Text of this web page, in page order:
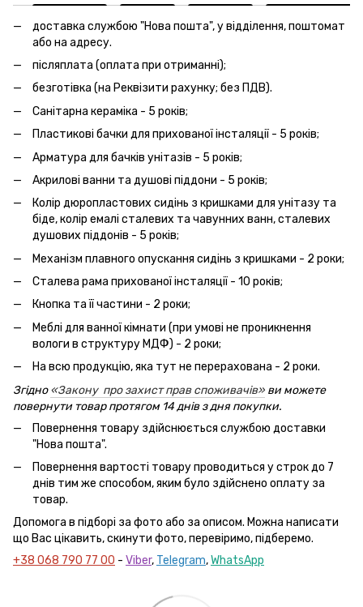
доставка службою "Нова пошта", у відділення, поштомат
або на адресу.
післяплата (оплата при отриманні);
безготівка (на Реквізити рахунку; без ПДВ).
Санітарна кераміка - 5 років;
Пластикові бачки для прихованої інсталяції - 5 років;
Арматура для бачків унітазів - 5 років;
Акрилові ванни та душові піддони - 5 років;
Колір дюропластових сидінь з кришками для унітазу та
біде, колір емалі сталевих та чавунних ванн, сталевих
душових піддонів - 5 років;
Механізм плавного опускання сидінь з кришками - 2 роки;
Сталева рама прихованої інсталяції - 10 років;
Кнопка та її частини - 2 роки;
Меблі для ванної кімнати (при умові не проникнення
вологи в структуру МДФ) - 2 роки;
На всю продукцію, яка тут не перерахована - 2 роки.
Згідно«Закону про захист прав споживачів» ви можете
повернути товар протягом 14 днів з дня покупки.
Повернення товару здійснюється службою доставки
"Нова пошта".
Повернення вартості товару проводиться у строк до 7
днів тим же способом, яким було здійснено оплату за
товар.
Допомога в підборі за фото або за описом. Можна написати
що Вас цікавить, скинути фото, перевіримо, підберемо.
+38 068 790 77 00 - Viber, Telegram,WhatsApp